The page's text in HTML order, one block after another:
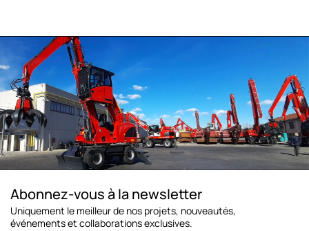
Abonnez-vous à la newsletter
Uniquement le meilleur de nos projets, nouveautés,
événements et collaborations exclusives.